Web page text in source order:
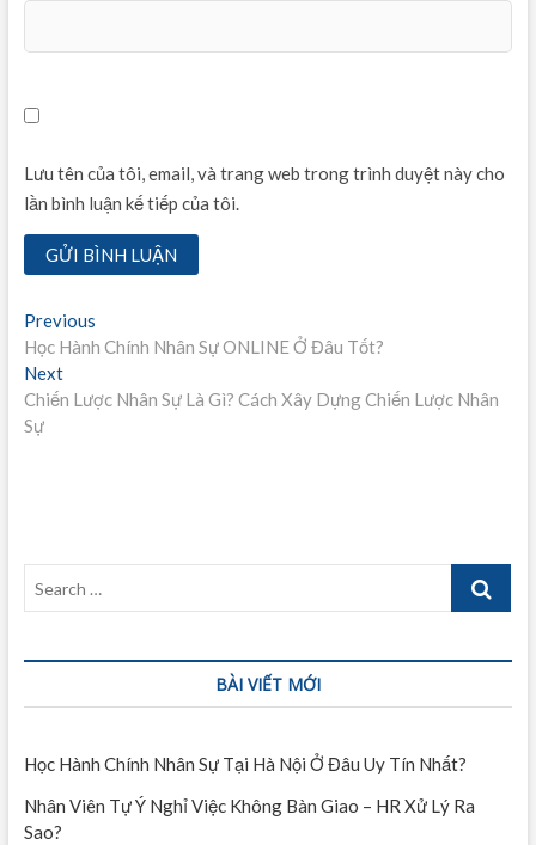
Lưu tên của tôi, email, và trang web trong trình duyệt này cho
lần bình luận kế tiếp của tôi.
Điều
hướng
bài
viết
PreviousPrevious
post:
Học Hành Chính Nhân Sự ONLINE Ở Đâu Tốt?
NextNext
post:
Chiến Lược Nhân Sự Là Gì? Cách Xây Dựng Chiến Lược Nhân
Sự
Search
BÀI VIẾT MỚI
Học Hành Chính Nhân Sự Tại Hà Nội Ở Đâu Uy Tín Nhất?
Nhân Viên Tự Ý Nghỉ Việc Không Bàn Giao – HR Xử Lý Ra
Sao?